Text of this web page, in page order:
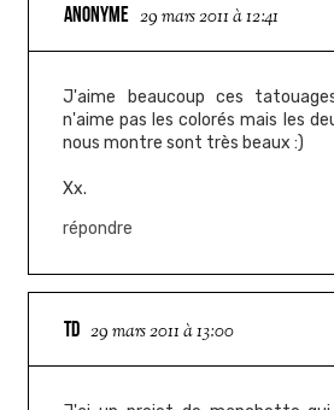
ANONYME 29 mars 2011 à 12:41
J'aime beaucoup ces
n'aime pas les colorés mais les
nous montre sont très beaux :)
Xx.
répondre
TD 29 mars 2011 à 13:00